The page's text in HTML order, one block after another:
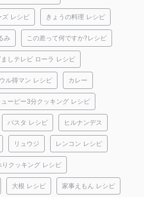
ズ レシピ きょうの料理 レシピ
み この差って何ですか?レシピ
しテレビ ローラ レシピ
ウル得マン レシピ カレー
ューピー3分クッキング レシピ
パスタ レシピ ヒルナンデス
リュウジ レンコン レシピ
りクッキング レシピ
大根 レシピ 家事えもん レシピ